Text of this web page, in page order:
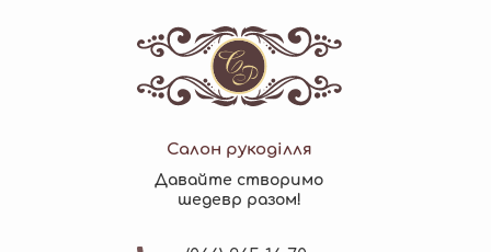
Салон рукоділля
Давайте створимо
шедевр разом!